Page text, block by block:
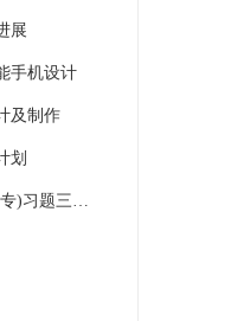
展
手机设计
及制作
划
《老年护理学》(高起专)习题三答案